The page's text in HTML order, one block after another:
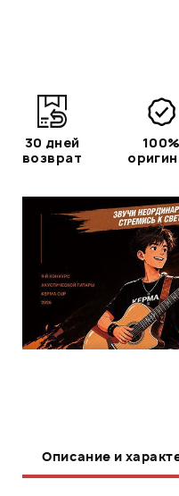
30 дней
возврат
100%
Описание и